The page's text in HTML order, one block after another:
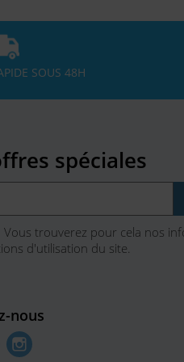
SOUS 48H
spéciales
trouverez pour cela nos
d'utilisation du site.
nous
FacebookInstagram